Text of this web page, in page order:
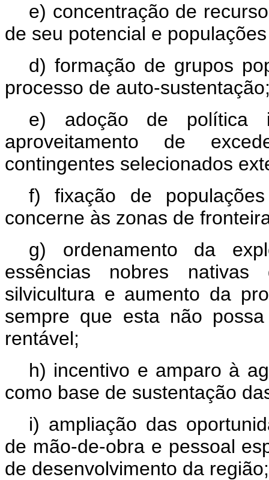
e) concentração de
de seu potencial e
d) formação de grupos
processo de auto-
e) adoção de política
aproveitamento de
contingentes selecionados
f) fixação de
concerne às zonas de
g) ordenamento da
essências nobres
silvicultura e aumento da
sempre que esta não
rentável;
h) incentivo e amparo à
como base de sustentação
i) ampliação das
de mão-de-obra e pessoal
de desenvolvimento da região;